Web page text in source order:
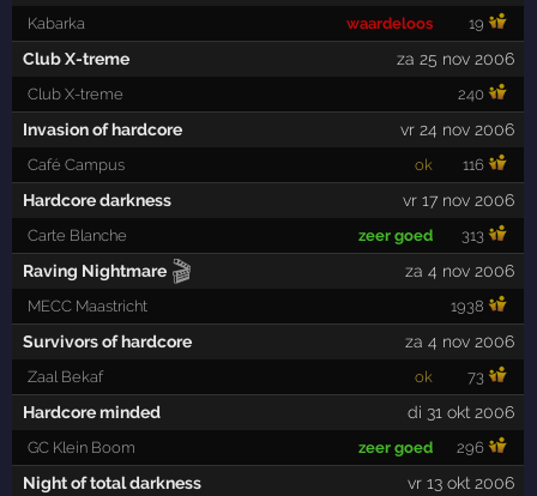
Kabarka waardeloos 19
Club X-treme za 25 nov 2006
Club X-treme 240
Invasion of hardcore vr 24 nov 2006
Café Campus ok 116
Hardcore darkness vr 17 nov 2006
Carte Blanche zeer goed 313
Raving Nightmare 🎬 za 4 nov 2006
MECC Maastricht 1938
Survivors of hardcore za 4 nov 2006
Zaal Bekaf ok 73
Hardcore minded di 31 okt 2006
GC Klein Boom zeer goed 296
Night of total darkness vr 13 okt 2006